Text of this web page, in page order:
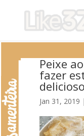
Peixe
fazer
delicioso
Jan 31, 2019 |